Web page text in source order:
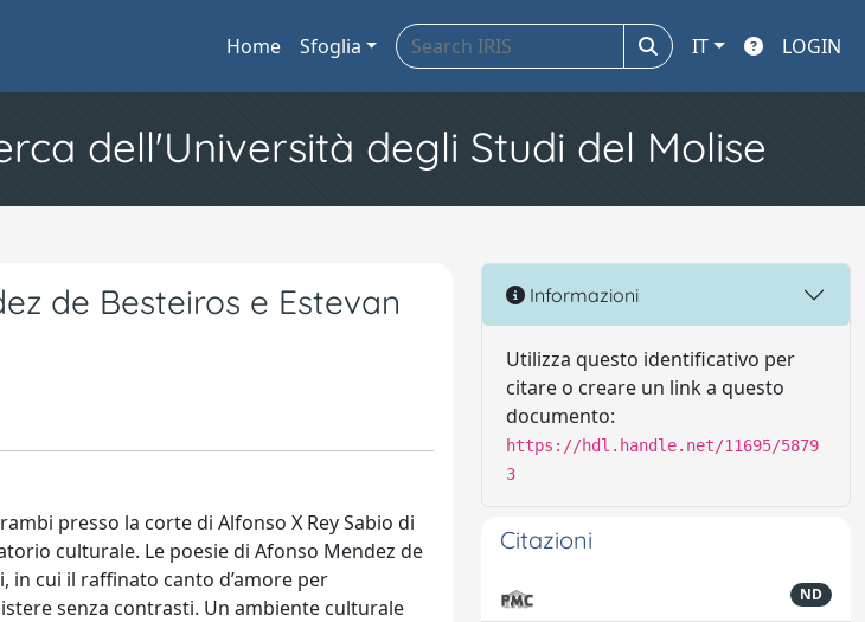
Home Sfoglia IT LOGIN
dell'Università degli Studi del Molise
de Besteiros e Estevan
presso la corte di Alfonso X Rey Sabio di
culturale. Le poesie di Afonso Mendez de
in cui il raffinato canto d’amore per
senza contrasti. Un ambiente culturale
Informazioni
Utilizza questo identificativo per
citare o creare un link a questo
documento:
https://hdl.handle.net/11695/5879
3
Citazioni
ND